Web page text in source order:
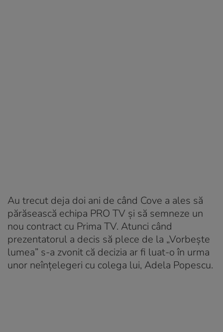
Au trecut deja doi ani de când Cove a ales să
părăsească echipa PRO TV și să semneze un
nou contract cu Prima TV. Atunci când
prezentatorul a decis să plece de la „Vorbește
lumea” s-a zvonit că decizia ar fi luat-o în urma
unor neînțelegeri cu colega lui, Adela Popescu.